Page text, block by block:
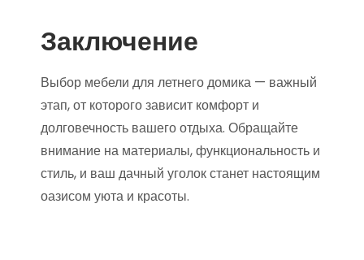
Заключение
Выбор мебели для летнего домика — важный
этап, от которого зависит комфорт и
долговечность вашего отдыха. Обращайте
внимание на материалы, функциональность и
стиль, и ваш дачный уголок станет настоящим
оазисом уюта и красоты.